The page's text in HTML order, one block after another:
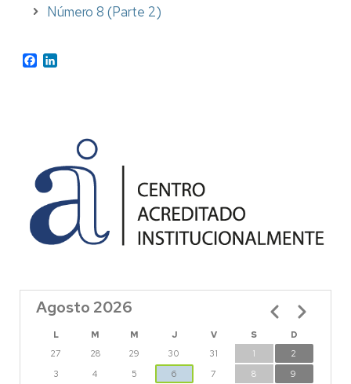
Número 8 (Parte 2)
Facebook
Agosto 2026
L M M J V S
D
27
28 29 30 31 1
2
3
4 5 6 7 8
9
Paginación